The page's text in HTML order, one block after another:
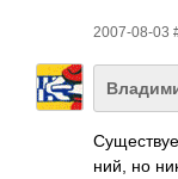
2007-08-03
ний, но